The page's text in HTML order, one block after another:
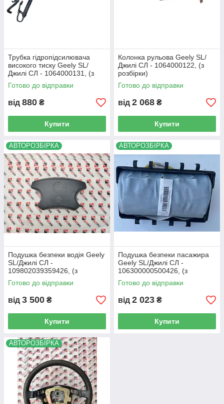
Трубка гідропідсилювача
високого тиску Geely SL/
Джилі СЛ - 1064000131, (з
розбірки)
Готово до відправки
від 880 ₴
Купити
Колонка рульова Geely SL/
Джилі СЛ - 1064000122, (з
розбірки)
Готово до відправки
від 2 068 ₴
Купити
АВТОРОЗБІРКА
Подушка безпеки водія Geely
SL/Джилі СЛ -
109802039359426, (з
розбірки)
Готово до відправки
від 3 500 ₴
Купити
АВТОРОЗБІРКА
Подушка безпеки пасажира
Geely SL/Джилі СЛ -
106300000500426, (з
розбірки)
Готово до відправки
від 2 023 ₴
Купити
АВТОРОЗБІРКА